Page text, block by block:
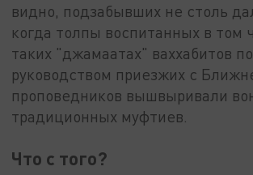
видно, подзабывших не столь
когда толпы воспитанных в том
таких "джамаатах" ваххабитов
руководством приезжих с
проповедников вышвыривали
традиционных муфтиев.
Что с того?